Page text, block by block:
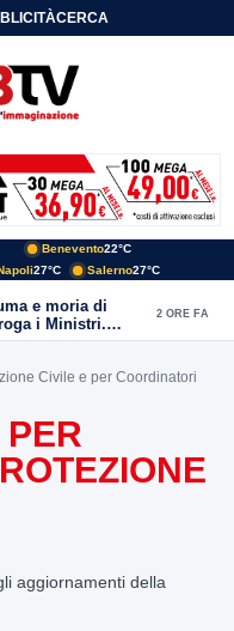
CERCA
Benevento22°C
27°C Salerno27°C
e moria di
i Ministri.
del
2 ORE FA
Civile e per Coordinatori
aggiornamenti della